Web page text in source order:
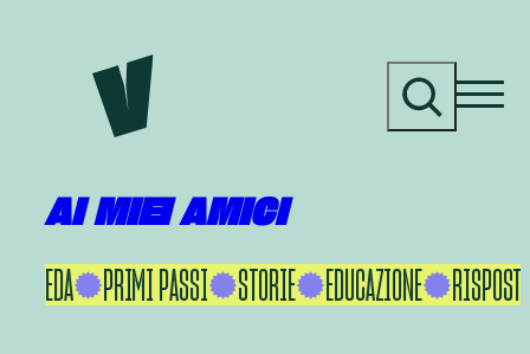
contenuto
r
AI MIEI AMICI
IKEDA PRIMI PASSI STORIE EDUCAZIONE